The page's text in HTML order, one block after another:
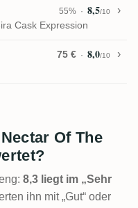
55% 8,5/10
Cask Expression
75 € 8,0/10
Of The
8,3 liegt im „Sehr
ihn mit „Gut“ oder